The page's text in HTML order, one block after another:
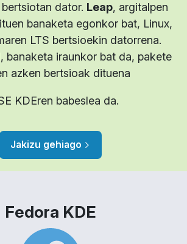
dator. Leap, argitalpen
banaketa egonkor bat, Linux,
LTS bertsioekin datorrena.
, banaketa iraunkor bat da, pakete
azken bertsioak dituena
KDEren babeslea da.
Jakizu gehiago
Fedora KDE